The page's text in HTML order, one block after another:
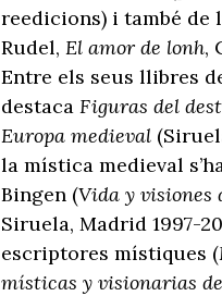
reedicions) i també de
Rudel, El amor de lonh,
Entre els seus llibres
destaca Figuras del
Europa medieval
la mística medieval
Bingen (Vida y visiones
Siruela, Madrid 1997-
escriptores místiques (
místicas y visionarias